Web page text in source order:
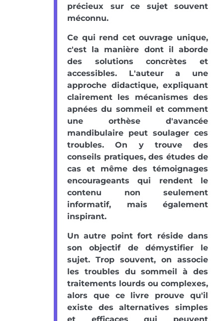
précieux sur ce sujet souvent
méconnu.
Ce qui rend cet ouvrage unique,
c'est la manière dont il aborde
des solutions concrètes et
accessibles. L'auteur a une
approche didactique, expliquant
clairement les mécanismes des
apnées du sommeil et comment
une orthèse d'avancée
mandibulaire peut soulager ces
troubles. On y trouve des
conseils pratiques, des études de
cas et même des témoignages
encourageants qui rendent le
contenu non seulement
informatif, mais également
inspirant.
Un autre point fort réside dans
son objectif de démystifier le
sujet. Trop souvent, on associe
les troubles du sommeil à des
traitements lourds ou complexes,
alors que ce livre prouve qu'il
existe des alternatives simples